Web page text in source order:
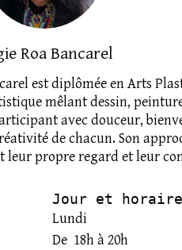
Roa Bancarel
est diplômée en Arts
mêlant dessin,
avec douceur,
de chacun. Son
leur propre regard et leur
Jour et
Lundi
De 18h à 20h